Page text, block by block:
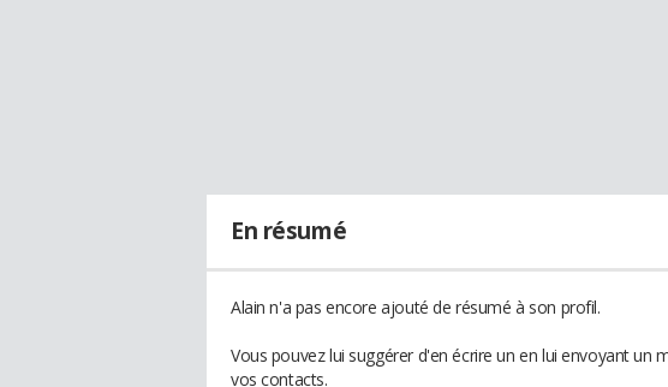
En résumé
Alain n'a pas encore ajouté de résumé à son profil.
Vous pouvez lui suggérer d'en écrire un en lui envoyant un
vos contacts.